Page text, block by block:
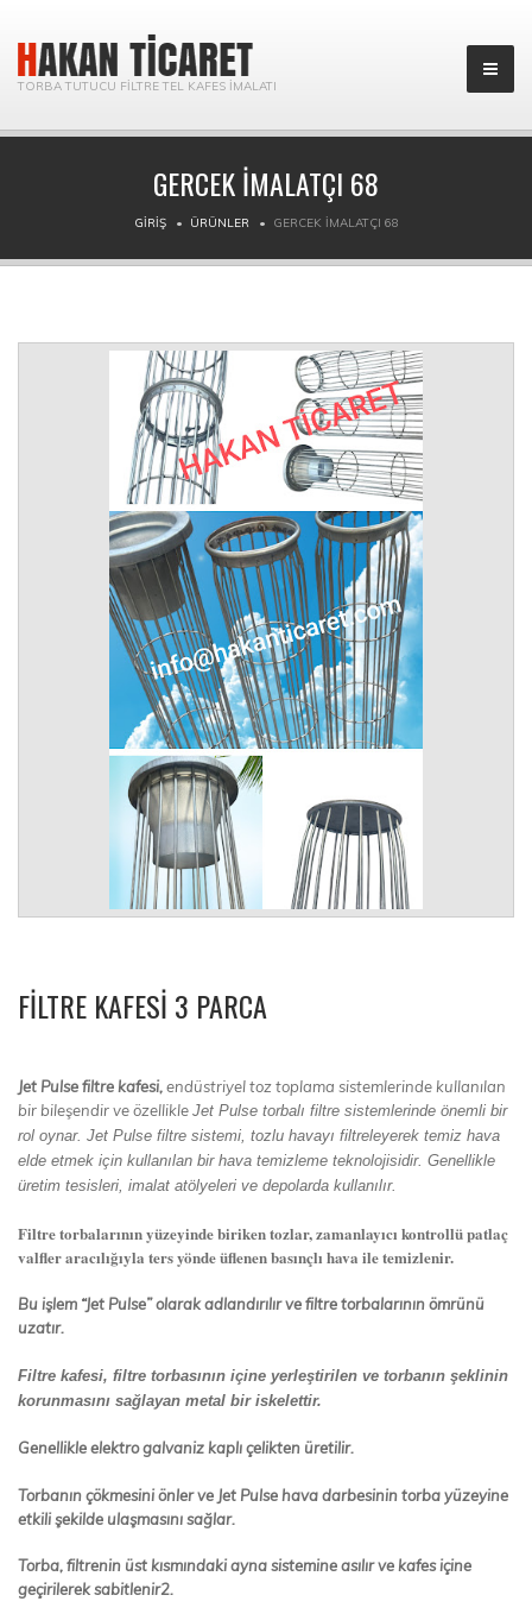
TORBA TUTUCU FILTRE TEL KAFES İMALATI
GERCEK IMALATÇI 68
GIRIŞ ÜRÜNLER GERCEK IMALATÇI 68
FILTRE KAFESI 3 PARCA
Jet Pulse filtre kafesi,endüstriyel toz toplama sistemlerinde kullanılan
bir bileşendir ve özellikle Jet Pulse torbalı filtre sistemlerinde önemli bir
rol oynar. Jet Pulse filtre sistemi, tozlu havayı filtreleyerek temiz hava
elde etmek için kullanılan bir hava temizleme teknolojisidir. Genellikle
üretim tesisleri, imalat atölyeleri ve depolarda kullanılır.
Filtre torbalarının yüzeyinde biriken tozlar, zamanlayıcı kontrollü patlaç
valfler aracılığıyla ters yönde üflenen basınçlı hava ile temizlenir.
Bu işlem “Jet Pulse” olarak adlandırılır ve filtre torbalarının ömrünü
uzatır.
Filtre kafesi, filtre torbasının içine yerleştirilen ve torbanın şeklinin
korunmasını sağlayan metal bir iskelettir.
Genellikle elektro galvaniz kaplı çelikten üretilir.
Torbanın çökmesini önler ve Jet Pulse hava darbesinin torba yüzeyine
etkili şekilde ulaşmasını sağlar.
Torba, filtrenin üst kısmındaki ayna sistemine asılır ve kafes içine
geçirilerek sabitlenir2.